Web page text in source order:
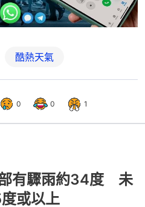
酷熱天氣
0 0 1
有驟雨約34度 未
或以上